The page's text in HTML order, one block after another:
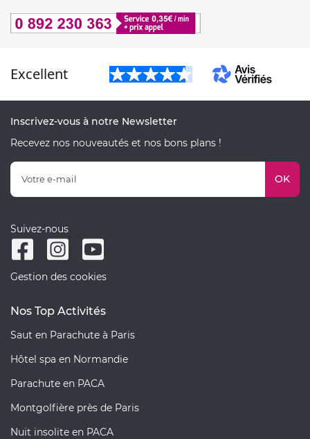
Excellent
Inscrivez-vous à notre Newsletter
Recevez nos nouveautés et nos bons plans !
OK
Suivez-nous
Gestion des cookies
Nos Top Activités
Saut en Parachute à Paris
Hôtel spa en Normandie
Parachute en PACA
Montgolfière près de Paris
Nuit insolite en PACA